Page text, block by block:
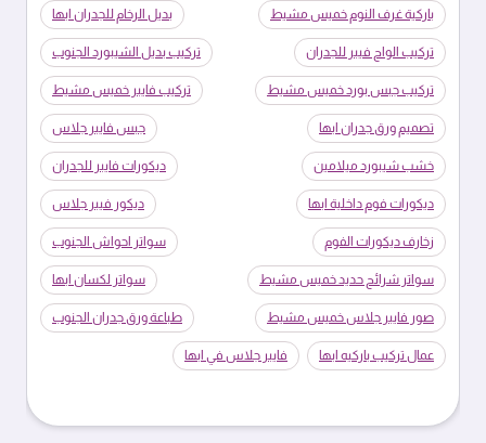
باركية غرف النوم خميس مشيط بديل الرخام للجدران ابها
تركيب الواح فيبر للجدران تركيب بديل الشيبورد الجنوب
تركيب جبس بورد خميس مشيط تركيب فايبر خميس مشيط
تصميم ورق جدران ابها جبس فايبر جلاس
خشب شيبورد ميلامين ديكورات فايبر للجدران
ديكورات فوم داخلية ابها ديكور فيبر جلاس
زخارف ديكورات الفوم سواتر احواش الجنوب
سواتر شرائح حديد خميس مشيط سواتر لكسان ابها
صور فايبر جلاس خميس مشيط طباعة ورق جدران الجنوب
عمال تركيب باركيه ابها فايبر جلاس في ابها